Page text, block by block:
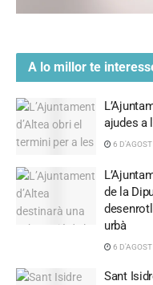
A lo millor te
ajudes a
6
de la
urbà
6
Sant